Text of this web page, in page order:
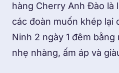
hàng Cherry Anh Đào là
các đoàn muốn khép lại
Ninh 2 ngày 1 đêm
nhẹ nhàng, ấm áp và